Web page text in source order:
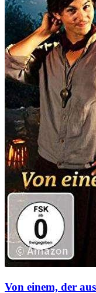
Von einem, der